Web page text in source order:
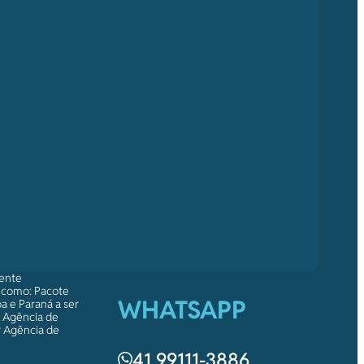
Pacote
e Paraná a ser
de
Agência de
WHATSAPP